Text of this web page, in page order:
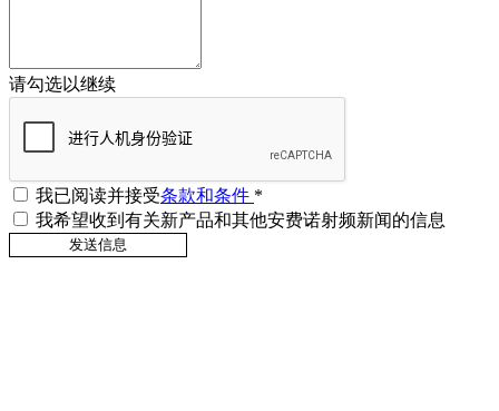
请勾选以继续
我已阅读并接受条款和条件 *
我希望收到有关新产品和其他安费诺射频新闻的信息